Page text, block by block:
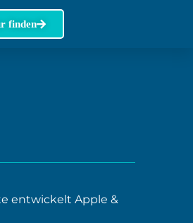
finden
entwickelt Apple &